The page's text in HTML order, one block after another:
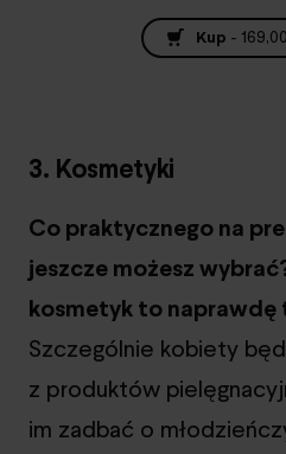
Kup -
3. Kosmetyki
Co praktycznego na
jeszcze możesz
kosmetyk to
Szczególnie kobiety
z produktów
im zadbać o